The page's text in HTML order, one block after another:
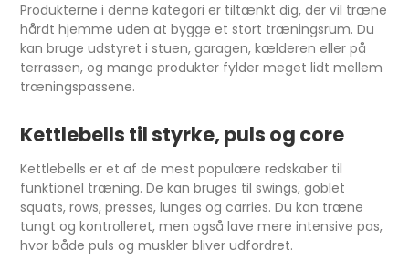
Produkterne i denne kategori er tiltænkt dig, der vil træne
hårdt hjemme uden at bygge et stort træningsrum. Du
kan bruge udstyret i stuen, garagen, kælderen eller på
terrassen, og mange produkter fylder meget lidt mellem
træningspassene.
Kettlebells til styrke, puls og core
Kettlebells er et af de mest populære redskaber til
funktionel træning. De kan bruges til swings, goblet
squats, rows, presses, lunges og carries. Du kan træne
tungt og kontrolleret, men også lave mere intensive pas,
hvor både puls og muskler bliver udfordret.